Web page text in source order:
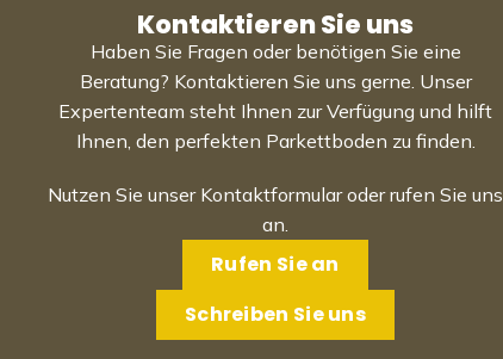
Kontaktieren Sie uns
Haben Sie Fragen oder benötigen Sie eine
Beratung? Kontaktieren Sie uns gerne. Unser
Expertenteam steht Ihnen zur Verfügung und hilft
Ihnen, den perfekten Parkettboden zu finden.
Nutzen Sie unser Kontaktformular oder rufen Sie uns
an.
Rufen Sie an
Schreiben Sie uns